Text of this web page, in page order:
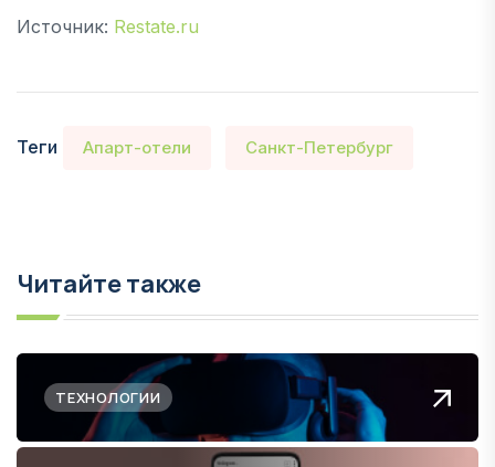
Источник: Restate.ru
Теги Апарт-отели Санкт-Петербург
Читайте также
ТЕХНОЛОГИИ